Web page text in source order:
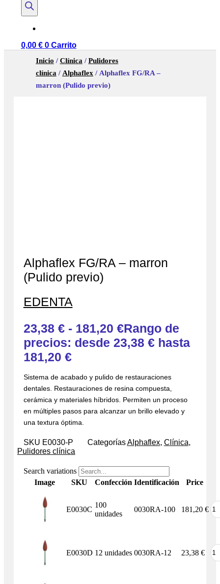
0,00 € 0 Carrito
Inicio /Clínica /Pulidores
clínica / Alphaflex / Alphaflex FG/RA –
marron (Pulido previo)
Alphaflex FG/RA – marron
(Pulido previo)
EDENTA
23,38 € - 181,20 €Rango de
precios: desde 23,38 € hasta
181,20 €
Sistema de acabado y pulido de restauraciones
dentales. Restauraciones de resina compuesta,
cerámica y materiales híbridos. Permiten un proceso
en múltiples pasos para alcanzar un brillo elevado y
una textura óptima.
SKU E0030-P Categorías Alphaflex, Clínica,
Pulidores clínica
Search variations
Image
SKU Confección Identificación Price
E0030C
100
unidades
0030RA-100 181,20 €
E0030D 12 unidades 0030RA-12 23,38 €